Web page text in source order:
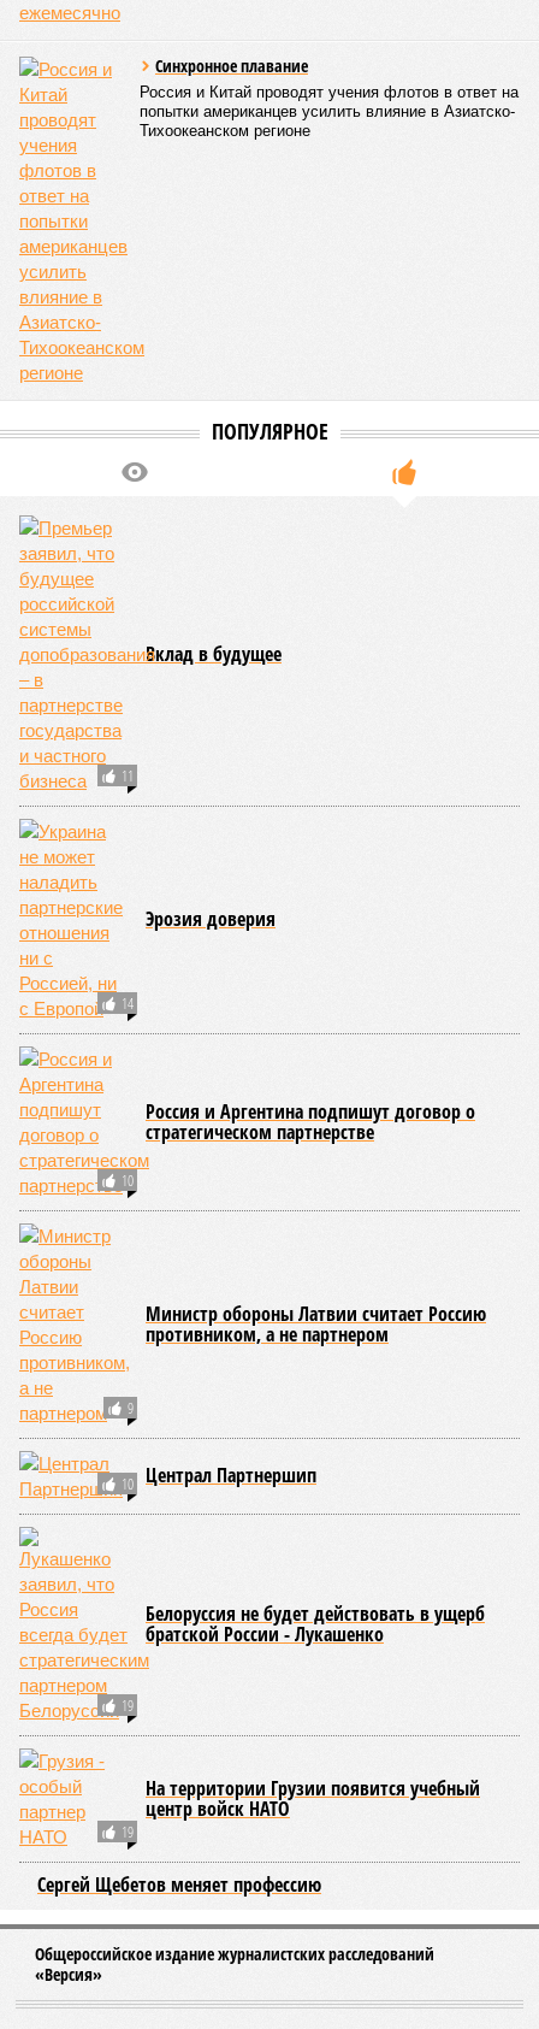
Синхронное плавание
Россия и Китай проводят учения флотов в ответ на
попытки американцев усилить влияние в Азиатско-
Тихоокеанском регионе
ПОПУЛЯРНОЕ
11
Вклад в будущее
14
Эрозия доверия
10
Россия и Аргентина подпишут договор о
стратегическом партнерстве
9
Министр обороны Латвии считает Россию
противником, а не партнером
10 Централ Партнершип
19
Белоруссия не будет действовать в ущерб
братской России - Лукашенко
19
На территории Грузии появится учебный
центр войск НАТО
Сергей Щебетов меняет профессию
Общероссийское издание журналистских расследований
«Версия»